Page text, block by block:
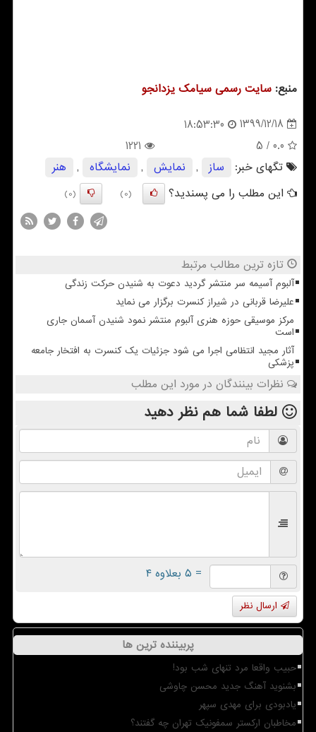
منبع: سایت رسمی سیامك یزدانجو
1399/12/18
18:53:30
0.0
/ 5
1221
تگهای خبر:
ساز , نمایش , نمایشگاه ,
هنر
این مطلب را می پسندید؟
(0)
(0)
تازه ترین مطالب مرتبط
آلبوم آسیمه سر منتشر گردید دعوت به شنیدن حرکت زندگی
علیرضا قربانی در شیراز کنسرت برگزار می نماید
مرکز موسیقی حوزه هنری آلبوم منتشر نمود شنیدن آسمان جاری
است
آثار مجید انتظامی اجرا می شود جزئیات یک کنسرت به افتخار جامعه
پزشکی
نظرات بینندگان در مورد این مطلب
لطفا شما همنظر دهید
= ۵ بعلاوه ۴
ارسال نظر
پربیننده ترین ها
حبیب واقعا مرد تنهای شب بود!
بشنوید آهنگ جدید محسن چاوشی
یادبودی برای مهدی سپهر
مخاطبان ارکستر سمفونیک تهران چه گفتند؟